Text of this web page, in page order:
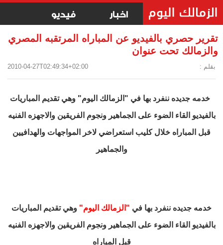
اخبار فيديو
تقرير حصري بالفيديو عن المباراه المرتقبه المصري
والزمالك تحت عنوان
بقلم : 2010-04-27T02:49:34+02:00
خدمه جديده ننفرد بها في "الزمالك اليوم" وهي تقديم المباريات
بالفيديو القاء الضوء على الجماهير ونجوم الفريقين والاجهزه الفنيه
قبل المباراه خلال كليب استعراضي لاخر المواجهات والهدافيين
والجماهير
خدمه جديده ننفرد بها في "الزمالك اليوم" وهي تقديم المباريات
بالفيديو القاء الضوء على الجماهير ونجوم الفريقين والاجهزه الفنيه
قبل المباراه